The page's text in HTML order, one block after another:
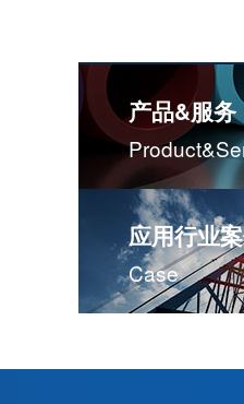
产品&服务
应用行业
Case